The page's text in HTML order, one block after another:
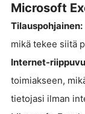
Microsoft
Tilauspohjainen:
mikä tekee siitä
Internet-
toimiakseen,
tietojasi ilman